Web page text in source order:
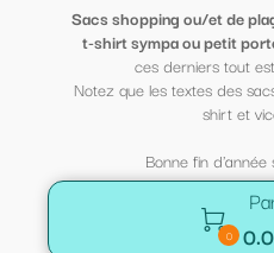
Sacs shopping ou/et de
t-shirt sympa ou petit
ces derniers tout
Notez que les textes des
shirt et
Bonne fin

0